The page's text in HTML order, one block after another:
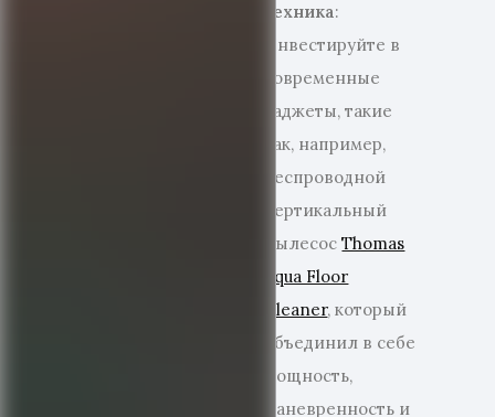
техника:
Инвестируйте в
современные
гаджеты, такие
как, например,
беспроводной
вертикальный
пылесосThomas
Aqua Floor
Cleaner, который
объединил в себе
мощность,
маневренность и